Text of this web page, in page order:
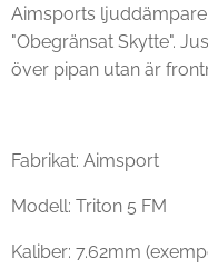
Aimsports
"Obegränsat Skytte".
över pipan utan är
Fabrikat: Aimsport
Modell: Triton 5 FM
Kaliber: 7.62mm